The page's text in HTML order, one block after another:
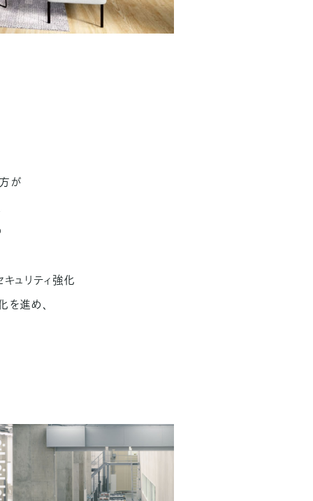
が
キュリティ強化
を進め、